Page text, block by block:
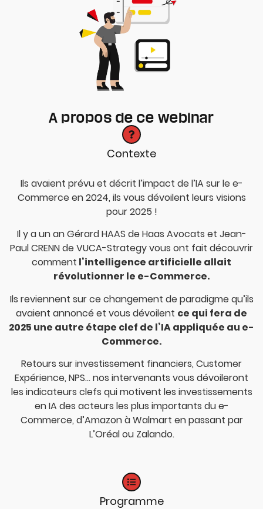
A propos de ce webinar
Contexte
Ils avaient prévu et décrit l’impact de l’IA sur le e-
Commerce en 2024, ils vous dévoilent leurs visions
pour 2025 !
Il y a un an Gérard HAAS de Haas Avocats et Jean-
Paul CRENN de VUCA-Strategy vous ont fait découvrir
comment l’intelligence artificielle allait
révolutionner le e-Commerce.
Ils reviennent sur ce changement de paradigme qu’ils
avaient annoncé et vous dévoilent ce qui fera de
2025 une autre étape clef de l’IA appliquée au e-
Commerce.
Retours sur investissement financiers, Customer
Expérience, NPS… nos intervenants vous dévoileront
les indicateurs clefs qui motivent les investissements
en IA des acteurs les plus importants du e-
Commerce, d’Amazon à Walmart en passant par
L’Oréal ou Zalando.
Programme